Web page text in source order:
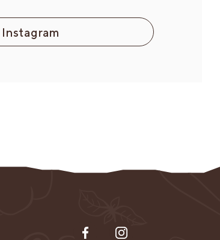
Instagram